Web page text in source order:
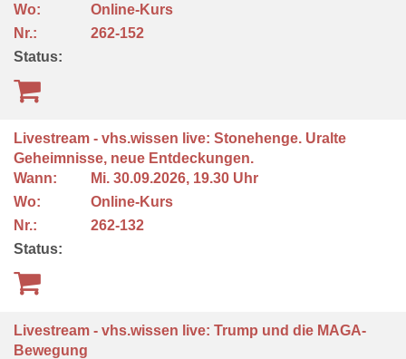
Wo:
Online-Kurs
Nr.:
262-152
Status:
Livestream - vhs.wissen live: Stonehenge. Uralte
Geheimnisse, neue Entdeckungen.
Wann:
Mi. 30.09.2026, 19.30 Uhr
Wo:
Online-Kurs
Nr.:
262-132
Status:
Livestream - vhs.wissen live: Trump und die MAGA-
Bewegung